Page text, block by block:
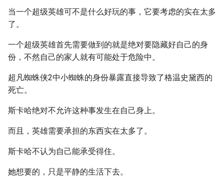
当一个超级英雄可不是什么好玩的事，它要考虑的实在太多
了。
一个超级英雄首先需要做到的就是绝对要隐藏好自己的身
份，不然自己的家人就有可能处于危险中。
超凡蜘蛛侠2中小蜘蛛的身份暴露直接导致了格温史黛西的
死亡。
斯卡哈绝对不允许这种事发生在自己身上。
而且，英雄需要承担的东西实在太多了。
斯卡哈不认为自己能承受得住。
她想要的，只是平静的生活下去。